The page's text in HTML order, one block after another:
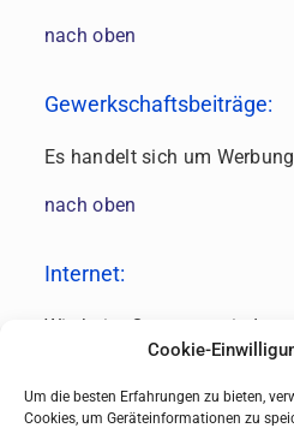
Cookie-
Um die besten Erfahrungen zu bieten,
Cookies, um Geräteinformationen zu
nach oben
Gewerkschaftsbeiträge:
Es handelt sich um
nach oben
Internet:
Wie beim Computer sind
veranlasste Internetkosten
auch eine private Nutzung
aufgeteilt. Der Privatanteil